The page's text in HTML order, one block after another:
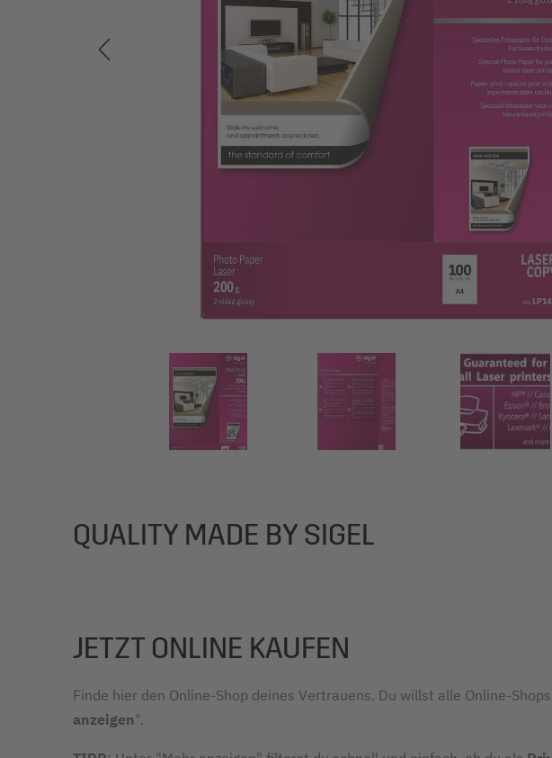
QUALITY MADE BY SIGEL
JETZT ONLINE KAUFEN
Finde hier den Online-Shop deines Vertrauens. Du willst alle Online-
anzeigen".